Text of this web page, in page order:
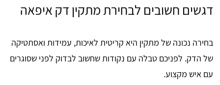
דגשים חשובים לבחירת מתקין דק איפאה
בחירה נכונה של מתקין היא קריטית לאיכות, עמידות ואסתטיקה
של הדק. לפניכם טבלה עם נקודות שחשוב לבדוק לפני שסוגרים
עם איש מקצוע.